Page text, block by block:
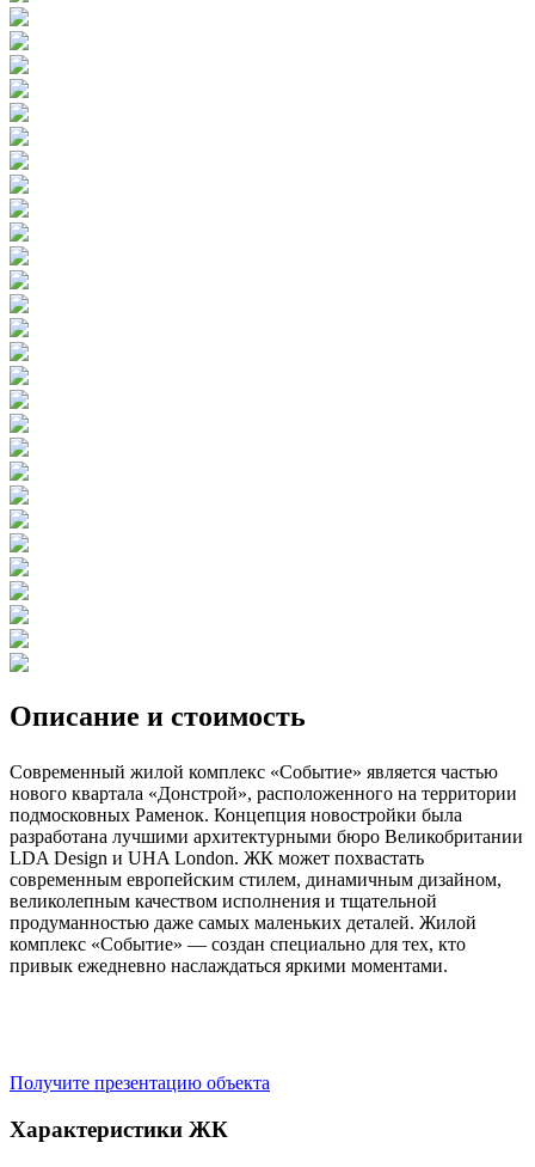
Описание и стоимость
Современный жилой комплекс «Событие» является частью
нового квартала «Донстрой», расположенного на территории
подмосковных Раменок. Концепция новостройки была
разработана лучшими архитектурными бюро Великобритании
LDA Design и UHA London. ЖК может похвастать
современным европейским стилем, динамичным дизайном,
великолепным качеством исполнения и тщательной
продуманностью даже самых маленьких деталей. Жилой
комплекс «Событие» — создан специально для тех, кто
привык ежедневно наслаждаться яркими моментами.
Получите презентацию объекта
Характеристики ЖК